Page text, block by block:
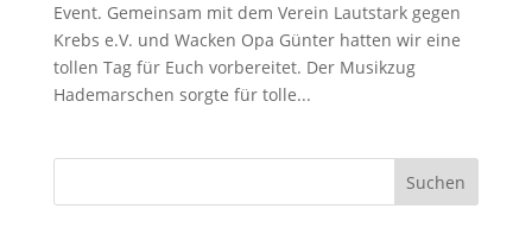
Event. Gemeinsam mit dem Verein Lautstark gegen
Krebs e.V. und Wacken Opa Günter hatten wir eine
tollen Tag für Euch vorbereitet. Der Musikzug
Hademarschen sorgte für tolle...
Suchen